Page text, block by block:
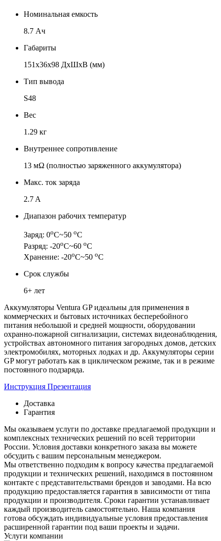
Номинальная емкость
8.7 Ач
Габариты
151х36х98 ДхШхВ (мм)
Тип вывода
S48
Вес
1.29 кг
Внутреннее сопротивление
13 мΩ (полностью заряженного аккумулятора)
Макс. ток заряда
2.7 A
Диапазон рабочих температур
Заряд: 0оС~50 оС
Разряд: -20оС~60 оС
Хранение: -20оС~50 оС
Срок службы
6+ лет
Аккумуляторы Ventura GP идеальны для применения в
коммерческих и бытовых источниках бесперебойного
питания небольшой и средней мощности, оборудовании
охранно-пожарной сигнализации, системах видеонаблюдения,
устройствах автономного питания загородных домов, детских
электромобилях, моторных лодках и др. Аккумуляторы серии
GP могут работать как в циклическом режиме, так и в режиме
постоянного подзаряда.
Инструкция Презентация
Доставка
Гарантия
Мы оказываем услуги по доставке предлагаемой продукции и
комплексных технических решений по всей территории
России. Условия доставки конкретного заказа вы можете
обсудить с вашим персональным менеджером.
Мы ответственно подходим к вопросу качества предлагаемой
продукции и технических решений, находимся в постоянном
контакте с представительствами брендов и заводами. На всю
продукцию предоставляется гарантия в зависимости от типа
продукции и производителя. Сроки гарантии устанавливает
каждый производитель самостоятельно. Наша компания
готова обсуждать индивидуальные условия предоставления
расширенной гарантии под ваши проекты и задачи.
Услуги компании